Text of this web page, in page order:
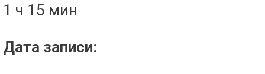
1 ч 15 мин
Дата записи: